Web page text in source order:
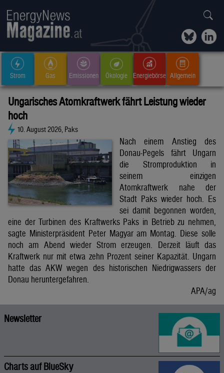
Strom Gas Emissionen Ökologie Energiebörse Allgemein
Ungarisches Atomkraftwerk fährt Leistung wieder
hoch
10. August 2026, Paks
Nach einem Anstieg des
Donau-Pegels fährt Ungarn
die Stromproduktion in
seinem einzigen
Atomkraftwerk nahe der
Stadt Paks wieder hoch. Es
sei damit begonnen worden,
eine der Turbinen des Kraftwerks Paks in Betrieb zu nehmen,
sagte Ministerpräsident Peter Magyar am Montag. Diese solle
noch am Abend wieder Strom erzeugen. Derzeit läuft das
Kraftwerk nur mit etwa zehn Prozent seiner Kapazität. Ungarn
hatte das AKW wegen des historischen Niedrigwassers der
Donau heruntergefahren.
APA/ag
Newsletter
Charts auf BlueSky